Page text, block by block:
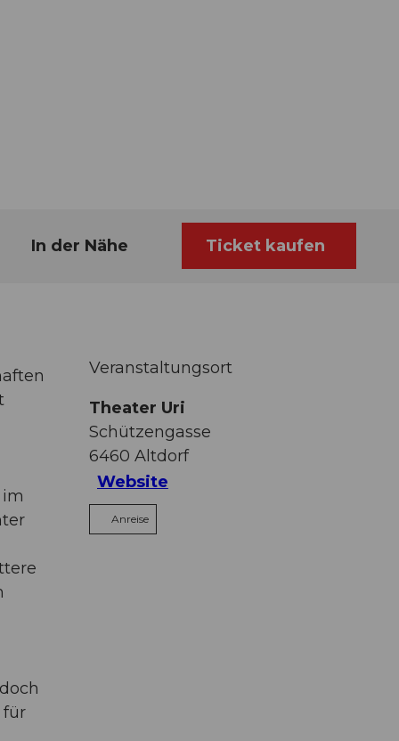
In der Nähe Ticket kaufen
für
Veranstaltungsort
Theater Uri
Schützengasse
6460 Altdorf
Website
Anreise